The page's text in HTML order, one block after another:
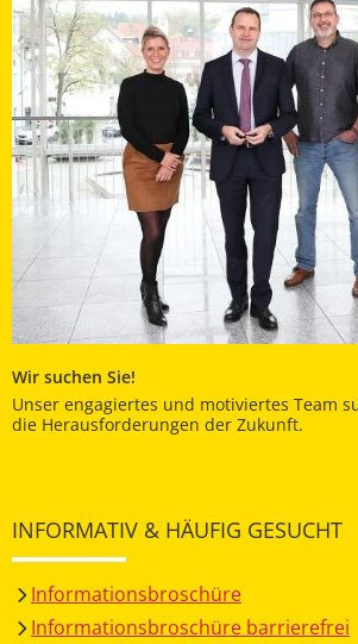
Wir suchen Sie!
Unser engagiertes und motiviertes Team
die Herausforderungen der Zukunft.
INFORMATIV & HÄUFIG GESUCHT
Informationsbroschüre
Informationsbroschüre barrierefrei